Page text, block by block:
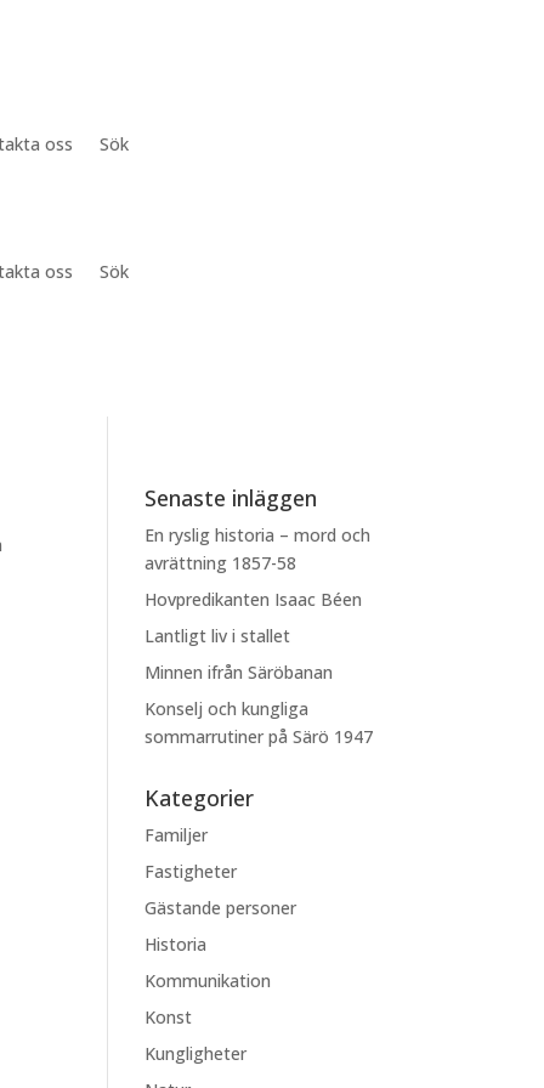
oss Sök
oss Sök
Senaste inläggen
En ryslig historia – mord och
avrättning 1857-58
Hovpredikanten Isaac Béen
Lantligt liv i stallet
Minnen ifrån Säröbanan
Konselj och kungliga
sommarrutiner på Särö 1947
Kategorier
Familjer
Fastigheter
Gästande personer
Historia
Kommunikation
Konst
Kungligheter